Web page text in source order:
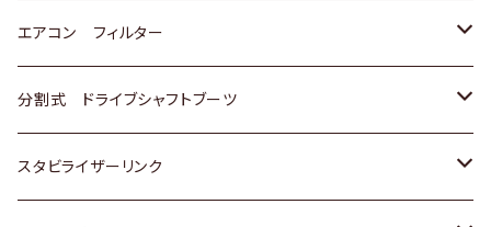
スバル
マツダ
三菱
スバル
三菱
スバル
スズキ
日産
いすゞ
トヨタ
ホンダ
スズキ
エアコン フィルター
トヨタ
ホンダ
分割式 ドライブシャフトブーツ
トヨタ
スタビライザーリンク